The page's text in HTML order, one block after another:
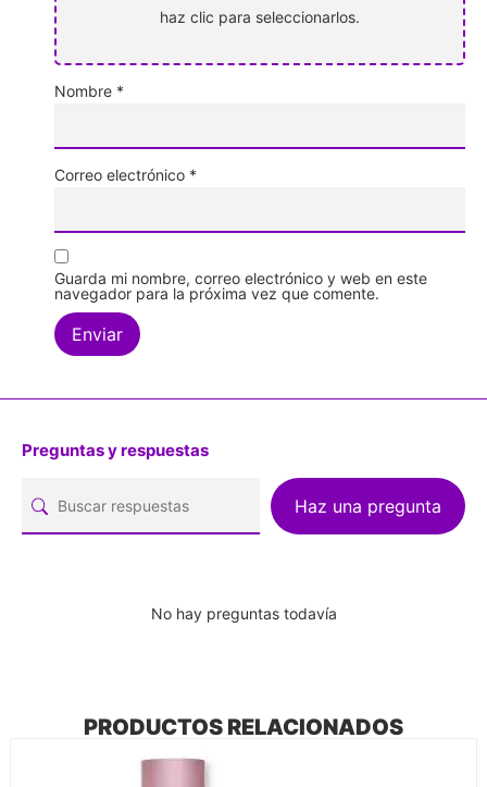
haz clic para seleccionarlos.
Nombre *
Correo electrónico *
Guarda mi nombre, correo electrónico y web en este
navegador para la próxima vez que comente.
Preguntas y respuestas
Haz una pregunta
No hay preguntas todavía
PRODUCTOS RELACIONADOS